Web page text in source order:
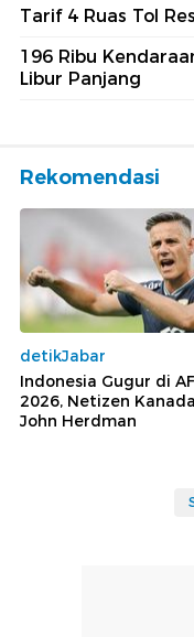
Tarif 4 Ruas Tol
196 Ribu
Libur Panjang
Rekomendasi
detikJabar
Indonesia Gugur di
2026, Netizen
John Herdman